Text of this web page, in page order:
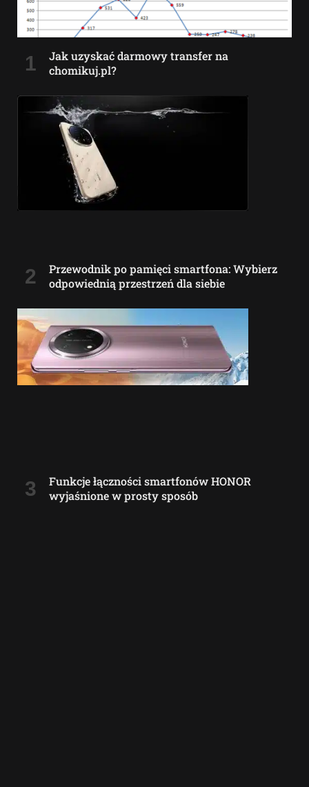
Jak uzyskać darmowy transfer na
chomikuj.pl?
Przewodnik po pamięci smartfona: Wybierz
odpowiednią przestrzeń dla siebie
Funkcje łączności smartfonów HONOR
wyjaśnione w prosty sposób